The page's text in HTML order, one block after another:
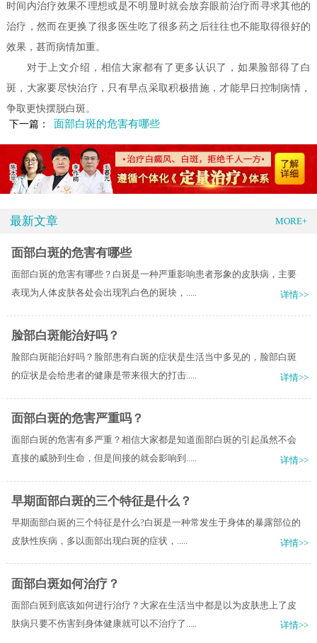
时间内治疗效果不理想或是不明显时就会放弃眼前治疗而寻求其他的
治疗，然而在更换了很多医生吃了很多药之后往往也不能取得很好的
效果，甚而病情加重。
对于上文介绍，相信大家都有了更多认识了，如果脸部得了白
斑，大家要尽快治疗，只有早点采取积极措施，才能早日控制病情，
争取更快摆脱白斑。
下一篇：
面部白斑的危害有哪些
最新文章 MORE+
面部白斑的危害有哪些
面部白斑的危害有哪些？白斑是一种严重影响患者形象的皮肤病，主要
表现为人体皮肤各处会出现乳白色的斑块，.....
详情>>
脸部白斑能治好吗？
脸部白斑能治好吗？脸部患有白斑的症状是生活当中多见的，脸部白斑
的症状是会给患者的健康是带来很大的打击.....
详情>>
面部白斑的危害严重吗？
面部白斑的危害有多严重？相信大家都是知道面部白斑的引起虽然不会
直接的威胁到生命，但是间接的就会影响到.....
详情>>
早期面部白斑的三个特征是什么？
早期面部白斑的三个特征是什么?白斑是一种常发生于身体的暴露部位的
皮肤性疾病，多以面部出现白斑的症状，.....
详情>>
面部白斑如何治疗？
面部白斑到底该如何进行治疗？大家在生活当中都是以为皮肤患上了皮
肤病只要不伤害到身体健康就可以不治疗了.....
详情>>